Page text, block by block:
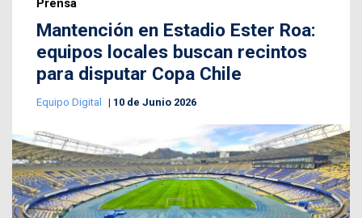
Prensa
Mantención en Estadio Ester Roa:
equipos locales buscan recintos
para disputar Copa Chile
Equipo Digital 10 de Junio 2026